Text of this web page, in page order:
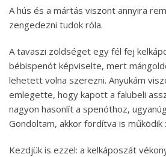
A hús és a mártás viszont annyira
zengedezni tudok róla.
A tavaszi zöldséget egy fél fej
bébispenót képviselte, mert
lehetett volna szerezni. Anyukám
emlegette, hogy kapott a falubeli
nagyon hasonlít a spenóthoz,
Gondoltam, akkor fordítva is működik
Kezdjük is ezzel: a kelkáposzát